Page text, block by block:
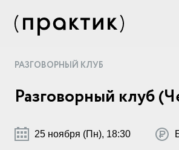
РАЗГОВОРНЫЙ КЛУБ
Разговорный клуб
25 ноября (Пн), 18:30